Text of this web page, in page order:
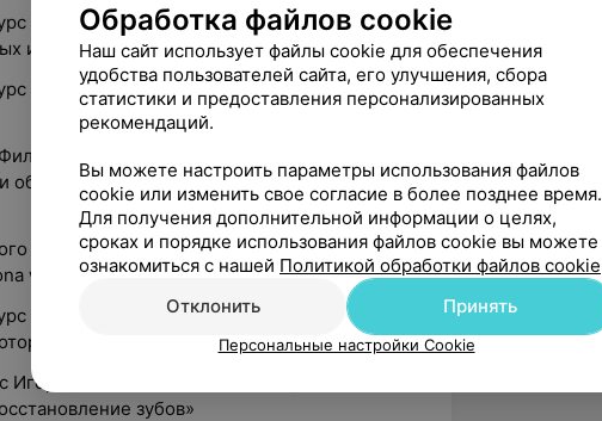
Виктора Щербакова «Дзен-курс по
и боковых зубов»
Игаль Гранота «Клиника боли лица и
Сантарканжело «Клинические
обтурации корневых каналов: ProTaper Next,
международного стоматологического
world СНГ 2018», г. Москва
Walter Dias «Перфекционизм в реставрации.
влияют на результат»
Игоря Ноенко (г.Минск) «Коффердам и
зубов»
Обработка файлов cookie
Наш сайт использует файлы cookie для обеспечения
удобства пользователей сайта, его улучшения, сбора
статистики и предоставления персонализированных
рекомендаций.
Вы можете настроить параметры использования файлов
cookie или изменить свое согласие в более позднее время.
Для получения дополнительной информации о целях,
сроках и порядке использования файлов cookie вы можете
ознакомиться с нашей Политикой обработки файлов cookie
Отклонить
Принять
Персональные настройки Cookie